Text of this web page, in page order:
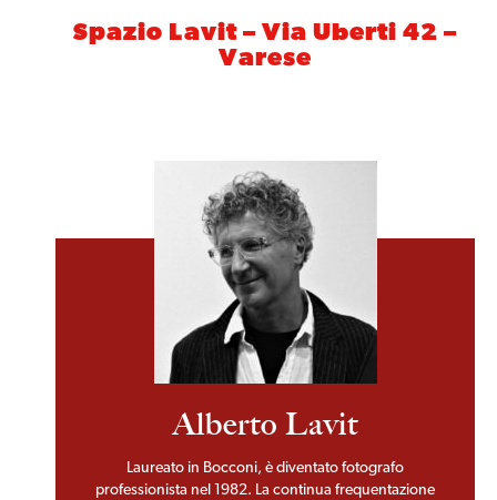
Spazio Lavit – Via Uberti 42 –
Varese
Alberto Lavit
Laureato in Bocconi, è diventato fotografo
professionista nel 1982. La continua frequentazione